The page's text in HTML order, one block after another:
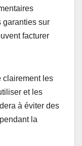
garanties sur
facturer
clairement les
et les
à éviter des
la